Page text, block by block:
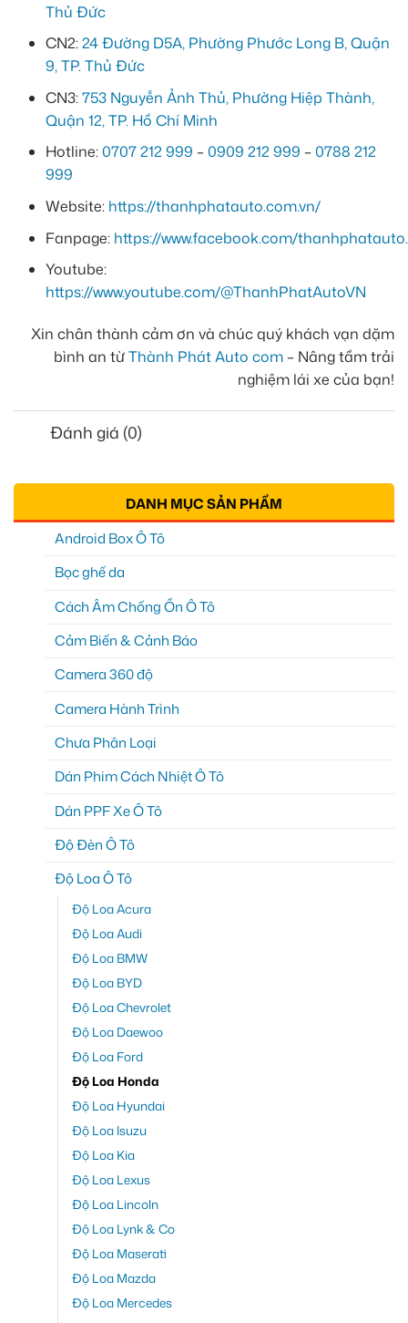
Thủ Đức
CN2:24 Đường D5A, Phường Phước Long B, Quận
9, TP. Thủ Đức
CN3:753 Nguyễn Ảnh Thủ, Phường Hiệp Thành,
Quận 12, TP. Hồ Chí Minh
Hotline:0707 212 999 –0909 212 999 –0788 212
999
Website: https://thanhphatauto.com.vn/
Fanpage: https://www.facebook.com/
Youtube:
https://www.youtube.com/@ThanhPhatAutoVN
Xin chân thành cảm ơn và chúc quý khách vạn dặm
bình an từThành Phát Auto com – Nâng tầm trải
nghiệm lái xe của bạn!
Đánh giá (0)
DANH MỤC SẢN PHẨM
Android Box Ô Tô
Bọc ghế da
Cách Âm Chống Ồn Ô Tô
Cảm Biến & Cảnh Báo
Camera 360 độ
Camera Hành Trình
Chưa Phân Loại
Dán Phim Cách Nhiệt Ô Tô
Dán PPF Xe Ô Tô
Độ Đèn Ô Tô
Độ Loa Ô Tô
Độ Loa Acura
Độ Loa Audi
Độ Loa BMW
Độ Loa BYD
Độ Loa Chevrolet
Độ Loa Daewoo
Độ Loa Ford
Độ Loa Honda
Độ Loa Hyundai
Độ Loa Isuzu
Độ Loa Kia
Độ Loa Lexus
Độ Loa Lincoln
Độ Loa Lynk & Co
Độ Loa Maserati
Độ Loa Mazda
Độ Loa Mercedes